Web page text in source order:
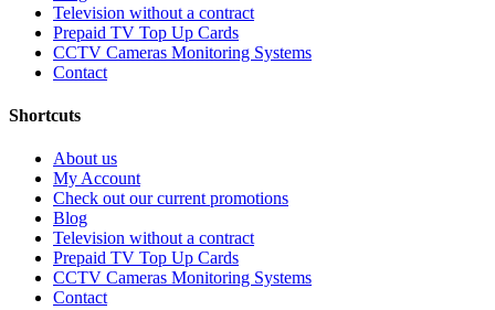
Television without a contract
Prepaid TV Top Up Cards
CCTV Cameras Monitoring Systems
Contact
Shortcuts
About us
My Account
Check out our current promotions
Blog
Television without a contract
Prepaid TV Top Up Cards
CCTV Cameras Monitoring Systems
Contact